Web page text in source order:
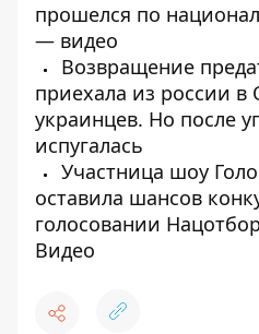
прошелся по
— видео
Возвращение
приехала из россии в
украинцев. Но после
испугалась
Участница шоу
оставила шансов
голосовании
Видео